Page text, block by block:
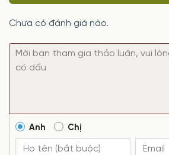
Chưa có đánh giá nào.
Anh Chị